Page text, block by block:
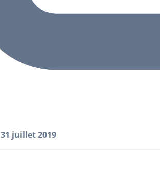
31 juillet 2019